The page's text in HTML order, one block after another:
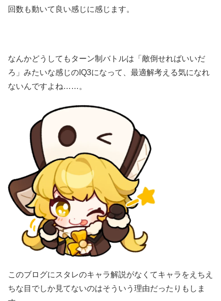
回数も動いて良い感じに感じます。
なんかどうしてもターン制バトルは「敵倒せればいいだ
ろ」みたいな感じのIQ3になって、最適解考える気になれ
ないんですよね……。
このブログにスタレのキャラ解説がなくてキャラをえちえ
ちな目でしか見てないのはそういう理由だったりもしま